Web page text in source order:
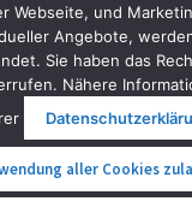
- Hochqualitative
Erstellt mit
Webseite, und
Angebote,
Sie haben das
Nähere
aller Cookies